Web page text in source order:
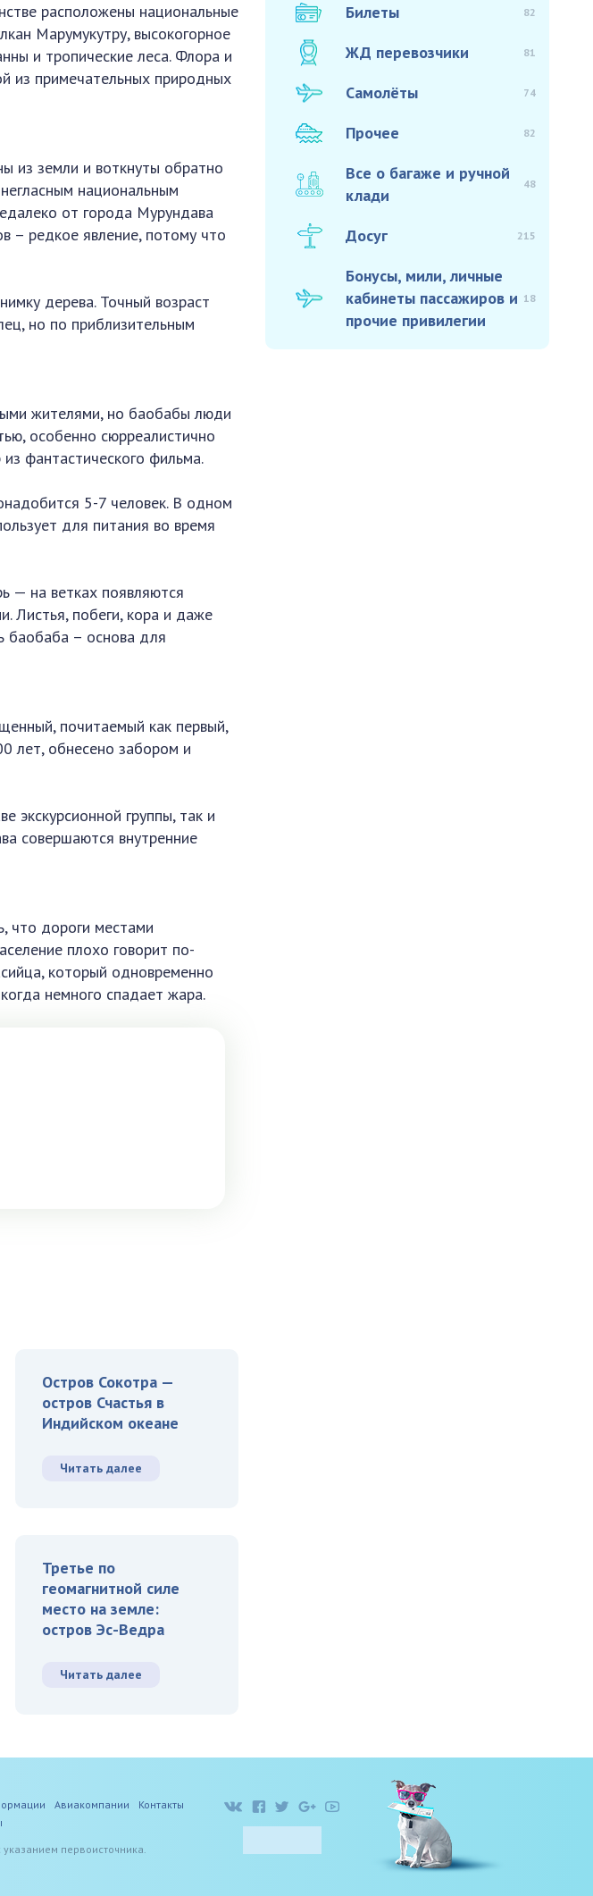
расположены национальные
Марумукутру, высокогорное
и тропические леса. Флора и
из примечательных природных
из земли и воткнуты обратно
национальным
от города Мурундава
– редкое явление, потому что
дерева. Точный возраст
но по приблизительным
жителями, но баобабы люди
особенно сюрреалистично
фантастического фильма.
5-7 человек. В одном
для питания во время
— на ветках появляются
Листья, побеги, кора и даже
баобаба – основа для
почитаемый как первый,
лет, обнесено забором и
экскурсионной группы, так и
совершаются внутренние
что дороги местами
плохо говорит по-
который одновременно
немного спадает жара.
Остров Сокотра —
остров Счастья в
Индийском океане
Читать далее
Третье по
геомагнитной силе
место на земле:
остров Эс-Ведра
Читать далее
Билеты 82
ЖД перевозчики 81
Самолёты 74
Прочее 82
Все о багаже и ручной
клади
48
Досуг 215
Бонусы, мили, личные
кабинеты пассажиров и
прочие привилегии
18
Авиакомпании
Контакты
первоисточника.